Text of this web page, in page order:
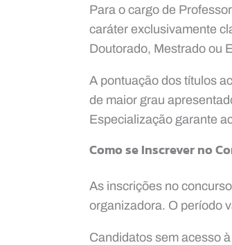
Para o cargo de
caráter exclusivamente
Doutorado, Mestrado ou
A pontuação dos títulos
de maior grau
Especialização garante
Como se Inscrever no
As inscrições no
organizadora. O período
Candidatos sem acesso